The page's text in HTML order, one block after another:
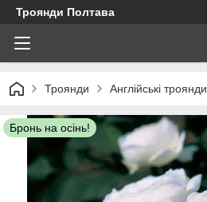
Троянди Полтава
Троянди Англійські троянди
Бронь на осінь!